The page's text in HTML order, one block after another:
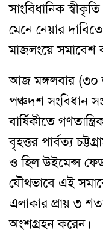
সাংবিধানিক
মেনে নেয়ার
মাজলংয়ে সমাবেশ
আজ মঙ্গলবার (৩০
পঞ্চদশ সংবিধান
বার্ষিকীতে
বৃহত্তর পার্বত্য
ও হিল উইমেন্স
যৌথভাবে এই
এলাকার প্রায় ৩
অংশগ্রহন করেন।